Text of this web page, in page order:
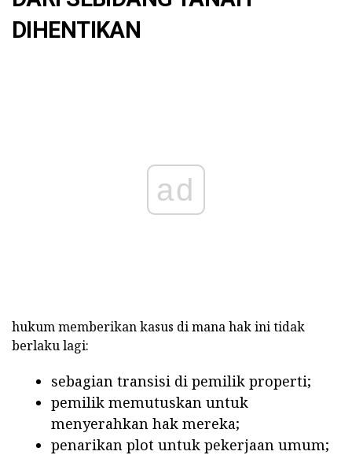
DIHENTIKAN
ad
hukum memberikan kasus di mana hak ini tidak
berlaku lagi:
sebagian transisi di pemilik properti;
pemilik memutuskan untuk
menyerahkan hak mereka;
penarikan plot untuk pekerjaan umum;